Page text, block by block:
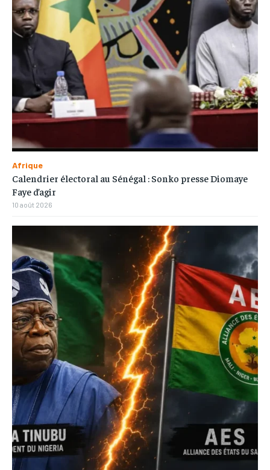
Afrique
Calendrier électoral au Sénégal : Sonko presse Diomaye
Faye d’agir
10 août 2026